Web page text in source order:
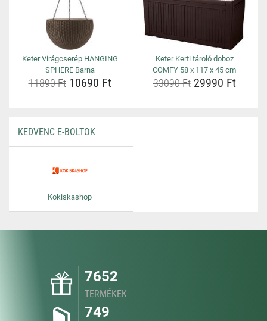
Keter Virágcserép HANGING
SPHERE Barna
11890 Ft10690 Ft
Keter Kerti tároló doboz
COMFY 58 x 117 x 45 cm
33090 Ft29990 Ft
KEDVENC E-BOLTOK
Kokiskashop
7652
TERMÉKEK
749